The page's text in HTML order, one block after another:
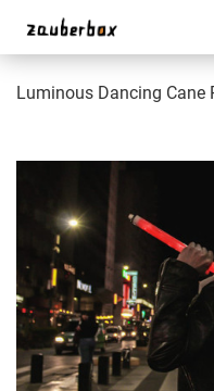
Luminous Dancing Cane